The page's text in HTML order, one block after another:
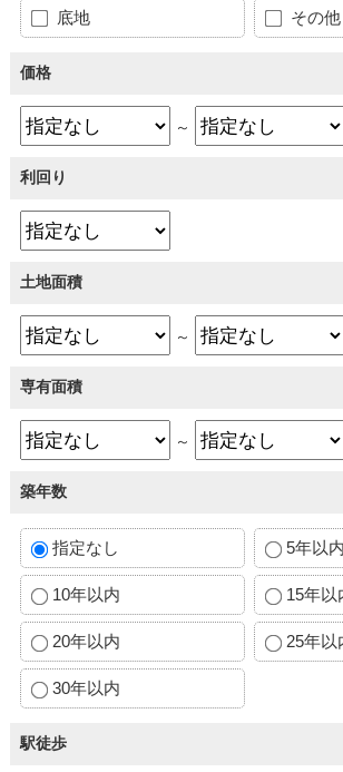
底地 その他
価格
～
利回り
土地面積
～
専有面積
～
築年数
指定なし 5年以内
10年以内 15年以
20年以内 25年以
30年以内
駅徒歩